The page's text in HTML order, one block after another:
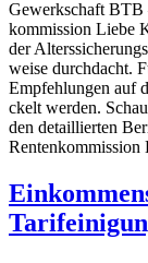
Gewerk­schaft BTB
kom­mis­sion Liebe
der
weise durch­dacht.
Empfeh­lungen auf
ckelt werden.
den detail­lierten